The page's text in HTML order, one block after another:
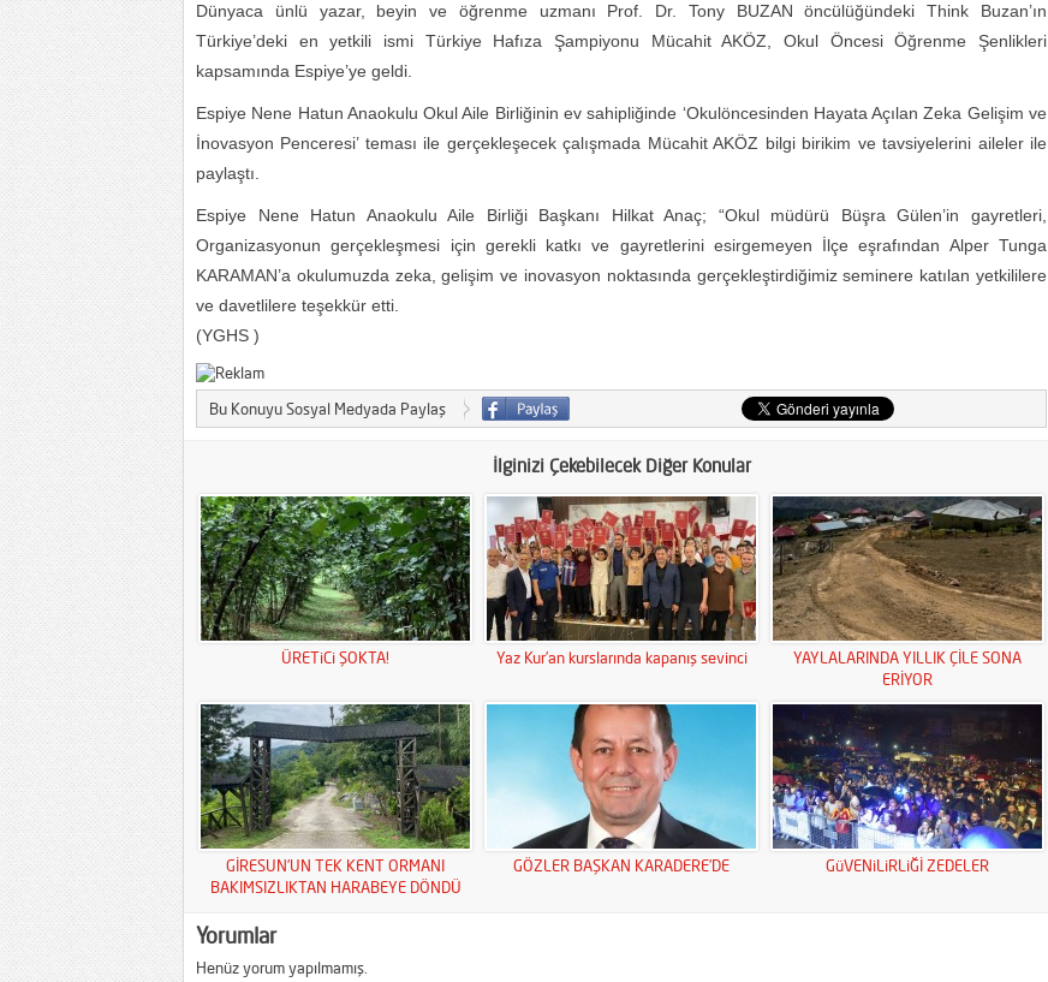
Dünyaca ünlü yazar, beyin ve öğrenme uzmanı Prof. Dr. Tony BUZAN öncülüğündeki Think Buzan’ın
Türkiye’deki en yetkili ismi Türkiye Hafıza Şampiyonu Mücahit AKÖZ, Okul Öncesi Öğrenme Şenlikleri
kapsamında Espiye’ye geldi.
Espiye Nene Hatun Anaokulu Okul Aile Birliğinin ev sahipliğinde ‘Okulöncesinden Hayata Açılan Zeka Gelişim ve
İnovasyon Penceresi’ teması ile gerçekleşecek çalışmada Mücahit AKÖZ bilgi birikim ve tavsiyelerini aileler ile
paylaştı.
Espiye Nene Hatun Anaokulu Aile Birliği Başkanı Hilkat Anaç; “Okul müdürü Büşra Gülen’in gayretleri,
Organizasyonun gerçekleşmesi için gerekli katkı ve gayretlerini esirgemeyen İlçe eşrafından Alper Tunga
KARAMAN’a okulumuzda zeka, gelişim ve inovasyon noktasında gerçekleştirdiğimiz seminere katılan yetkililere
ve davetlilere teşekkür etti.
(YGHS )
Bu Konuyu Sosyal Medyada Paylaş
İlginizi Çekebilecek Diğer Konular
ÜRETiCi ŞOKTA! Yaz Kur’an kurslarında kapanış sevinci
YAYLALARINDA YILLIK ÇİLE SONA
ERİYOR
GİRESUN’UN TEK KENT ORMANI
BAKIMSIZLIKTAN HARABEYE DÖNDÜ
GÖZLER BAŞKAN KARADERE’DE GüVENiLiRLiĞİ ZEDELER
Yorumlar
Henüz yorum yapılmamış.